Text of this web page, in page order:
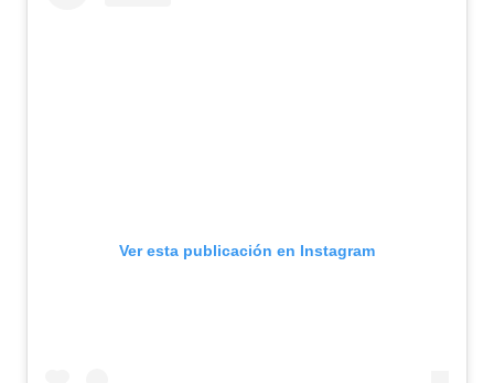
Ver esta publicación en Instagram